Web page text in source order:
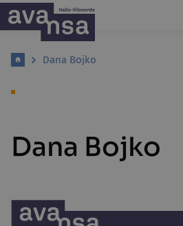
Dana Bojko
Dana Bojko